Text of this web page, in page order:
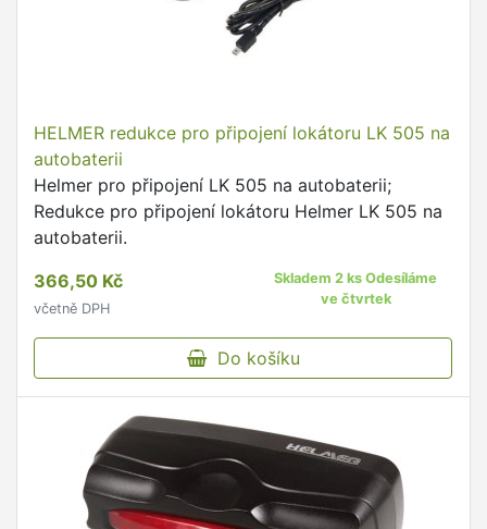
HELMER redukce pro připojení lokátoru LK 505 na
autobaterii
Helmer pro připojení LK 505 na autobaterii;
Redukce pro připojení lokátoru Helmer LK 505 na
autobaterii.
366,50 Kč
včetně DPH
Skladem 2 ks Odesíláme
ve čtvrtek
Do košíku